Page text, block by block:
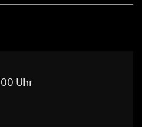
Uhr